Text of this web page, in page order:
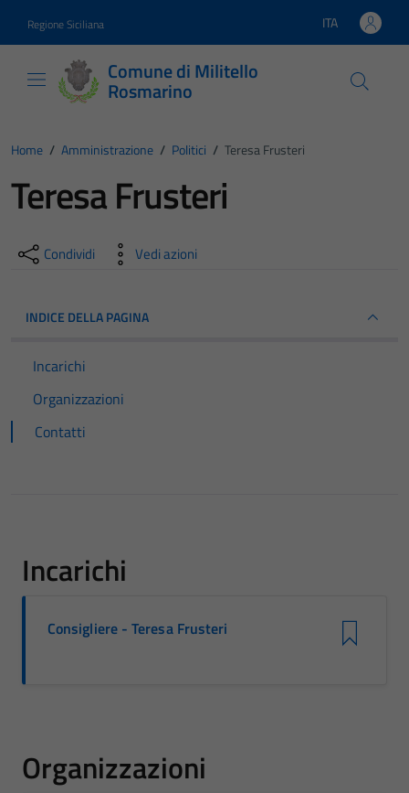
Regione Siciliana Lingua attiva:
ITA
Comune di Militello
Rosmarino
Home / Amministrazione / Politici / Teresa Frusteri
Teresa Frusteri
Condividi Vedi azioni
INDICE DELLA PAGINA
Incarichi
Organizzazioni
Contatti
Incarichi
Consigliere - Teresa Frusteri
Organizzazioni